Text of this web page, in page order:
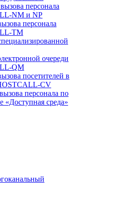
персонала
NM и NP
персонала
TM
очереди
QM
посетителей в
CV
персонала по
«Доступная среда»